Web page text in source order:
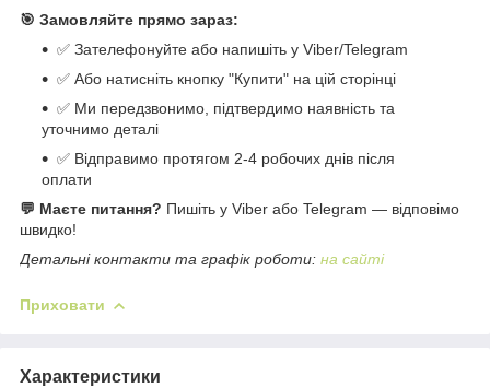
🎯 Замовляйте прямо зараз:
✅ Зателефонуйте або напишіть у Viber/Telegram
✅ Або натисніть кнопку "Купити" на цій сторінці
✅ Ми передзвонимо, підтвердимо наявність та
уточнимо деталі
✅ Відправимо протягом 2-4 робочих днів після
оплати
💬 Маєте питання? Пишіть у Viber або Telegram — відповімо
швидко!
Детальні контакти та графік роботи: на сайті
Приховати
Характеристики